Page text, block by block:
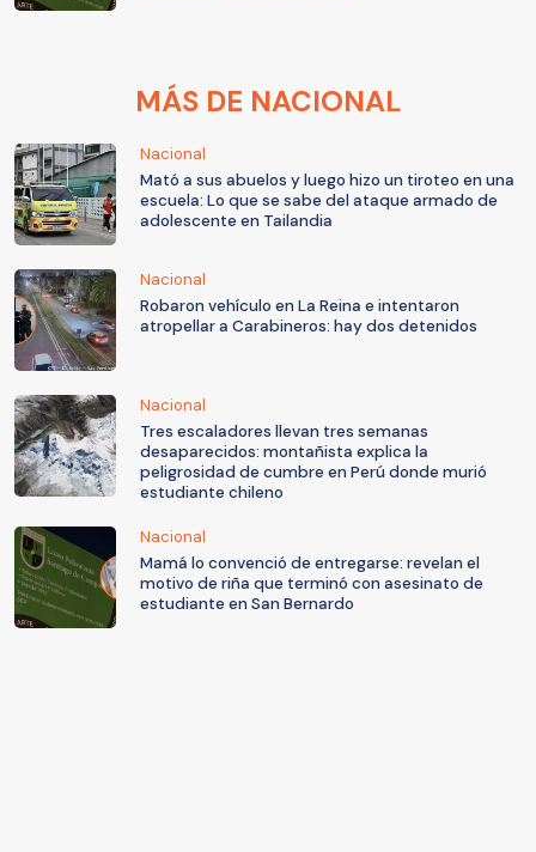
MÁS DE NACIONAL
Nacional
Mató a sus abuelos y luego hizo un tiroteo en una
escuela: Lo que se sabe del ataque armado de
adolescente en Tailandia
Nacional
Robaron vehículo en La Reina e intentaron
atropellar a Carabineros: hay dos detenidos
Nacional
Tres escaladores llevan tres semanas
desaparecidos: montañista explica la
peligrosidad de cumbre en Perú donde murió
estudiante chileno
Nacional
Mamá lo convenció de entregarse: revelan el
motivo de riña que terminó con asesinato de
estudiante en San Bernardo